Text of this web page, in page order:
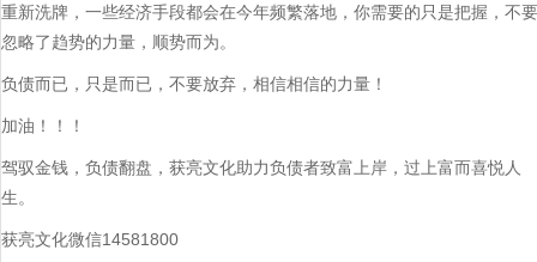
重新洗牌，一些经济手段都会在今年频繁落地，你需要的只是把握，不要
忽略了趋势的力量，顺势而为。
负债而已，只是而已，不要放弃，相信相信的力量！
加油！！！
驾驭金钱，负债翻盘，获亮文化助力负债者致富上岸，过上富而喜悦人
生。
获亮文化微信14581800